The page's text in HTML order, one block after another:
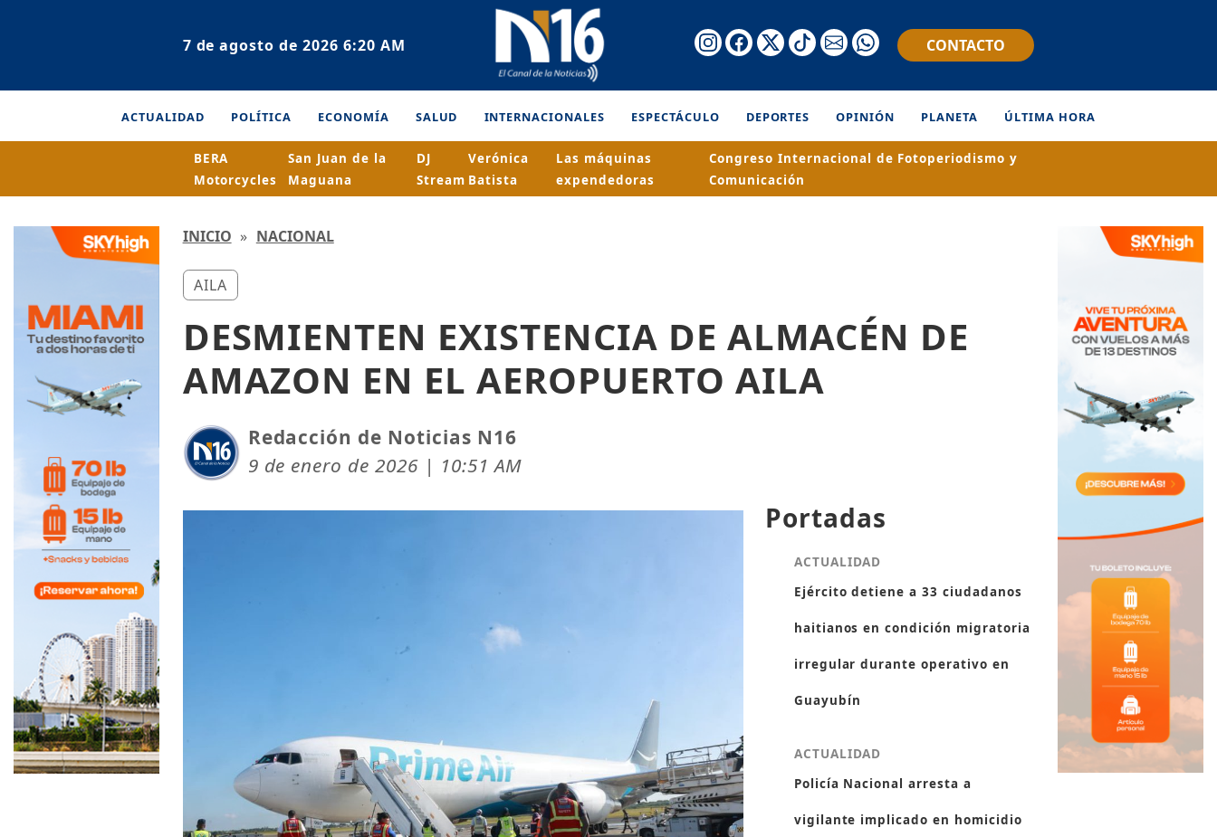
7 de agosto de 2026 6:20 AM CONTACTO
ACTUALIDAD POLÍTICA ECONOMÍA SALUD INTERNACIONALES ESPECTÁCULO DEPORTES OPINIÓN PLANETA ÚLTIMA HORA
BERA
Motorcycles
San Juan de la
Maguana
DJ
Stream
Verónica
Batista
Las máquinas
expendedoras
Congreso Internacional de Fotoperiodismo y
Comunicación
INICIO » NACIONAL
AILA
DESMIENTEN EXISTENCIA DE ALMACÉN DE
AMAZON EN EL AEROPUERTO AILA
Redacción de Noticias N16
9 de enero de 2026 | 10:51 AM
Portadas
ACTUALIDAD
Ejército detiene a 33 ciudadanos
haitianos en condición migratoria
irregular durante operativo en
Guayubín
ACTUALIDAD
Policía Nacional arresta a
vigilante implicado en homicidio